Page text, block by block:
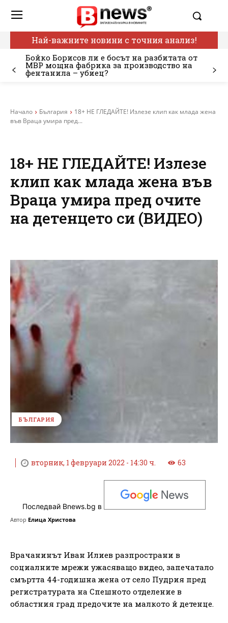
Най-важните новини с точния анализ!
Бойко Борисов ли е босът на разбитата от
МВР мощна фабрика за производство на
фентанила – убиец?
Начало България
18+ НЕ ГЛЕДАЙТЕ! Излезе клип как млада жена
във Враца умира пред...
18+ НЕ ГЛЕДАЙТЕ! Излезе
клип как млада жена във
Враца умира пред очите
на детенцето си (ВИДЕО)
БЪЛГАРИЯ
вторник, 1 февруари 2022 - 14:30 ч. 63
Последвай Bnews.bg в
Автор Елица Христова
Врачанинът Иван Илиев разпространи в
социалните мрежи ужасяващо видео, запечатало
смъртта 44-годишна жена от село Пудрия пред
регистратурата на Спешното отделение в
областния град предочите на малкото й детенце.